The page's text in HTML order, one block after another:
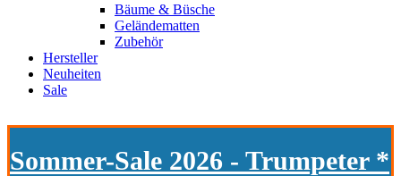
Bäume & Büsche
Geländematten
Zubehör
Hersteller
Neuheiten
Sale
Sommer-Sale 2026 - Trumpeter *